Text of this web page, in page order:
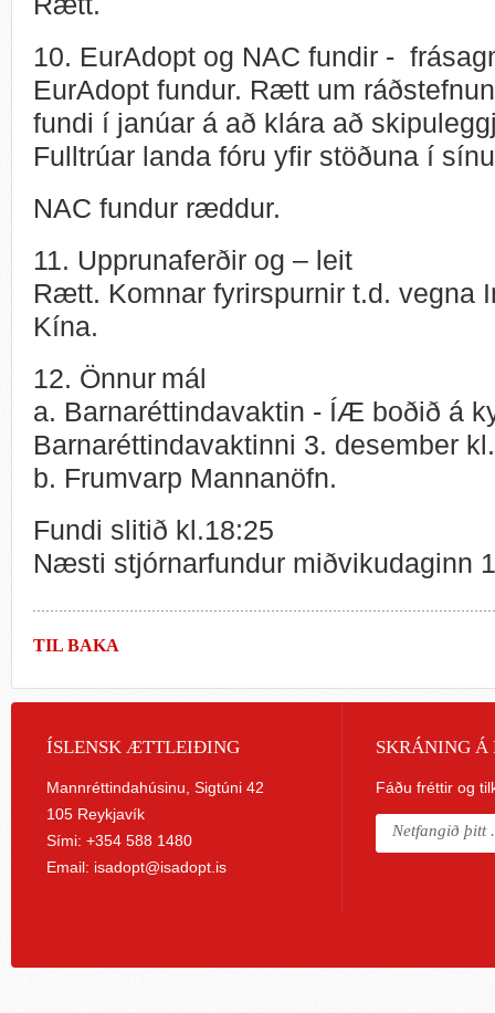
10. EurAdopt og NAC fundir -
EurAdopt fundur. Rætt um
fundi í janúar á að klára að
Fulltrúar landa fóru yfir stöðuna í
NAC fundur ræddur.
11. Upprunaferðir og – leit
Rætt. Komnar fyrirspurnir t.d. vegna
Kína.
12. Önnur mál
a. Barnaréttindavaktin - ÍÆ boðið á
Barnaréttindavaktinni 3. desember
b. Frumvarp Mannanöfn.
Fundi slitið kl.18:25
Næsti stjórnarfundur miðvikudaginn
TIL BAKA
ÍSLENSK ÆTTLEIÐING
Mannréttindahúsinu, Sigtúni 42
105 Reykjavík
Sími: +354 588 1480
Email: isadopt@isadopt.is
SKRÁNING Á
Fáðu fréttir og